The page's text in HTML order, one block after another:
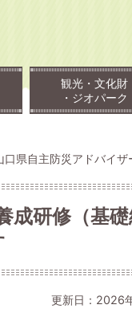
観光・文化財
・ジオパーク
口県自主防災アドバイ
研修（基礎
更新日：2026